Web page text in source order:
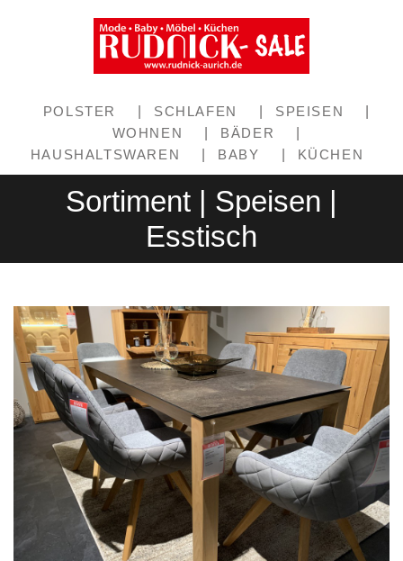
POLSTER SCHLAFEN SPEISEN
WOHNEN
BÄDER
HAUSHALTSWAREN
BABY KÜCHEN
Sortiment | Speisen |
Esstisch